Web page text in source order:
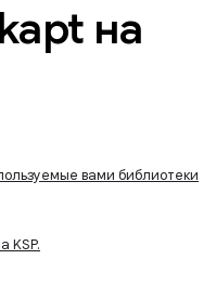
на
вами библиотеки
KSP.